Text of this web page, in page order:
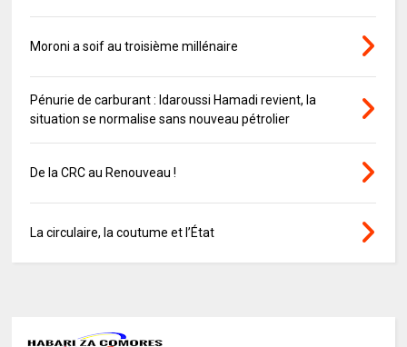
Moroni a soif au troisième millénaire
Pénurie de carburant : Idaroussi Hamadi revient, la
situation se normalise sans nouveau pétrolier
De la CRC au Renouveau !
La circulaire, la coutume et l’État